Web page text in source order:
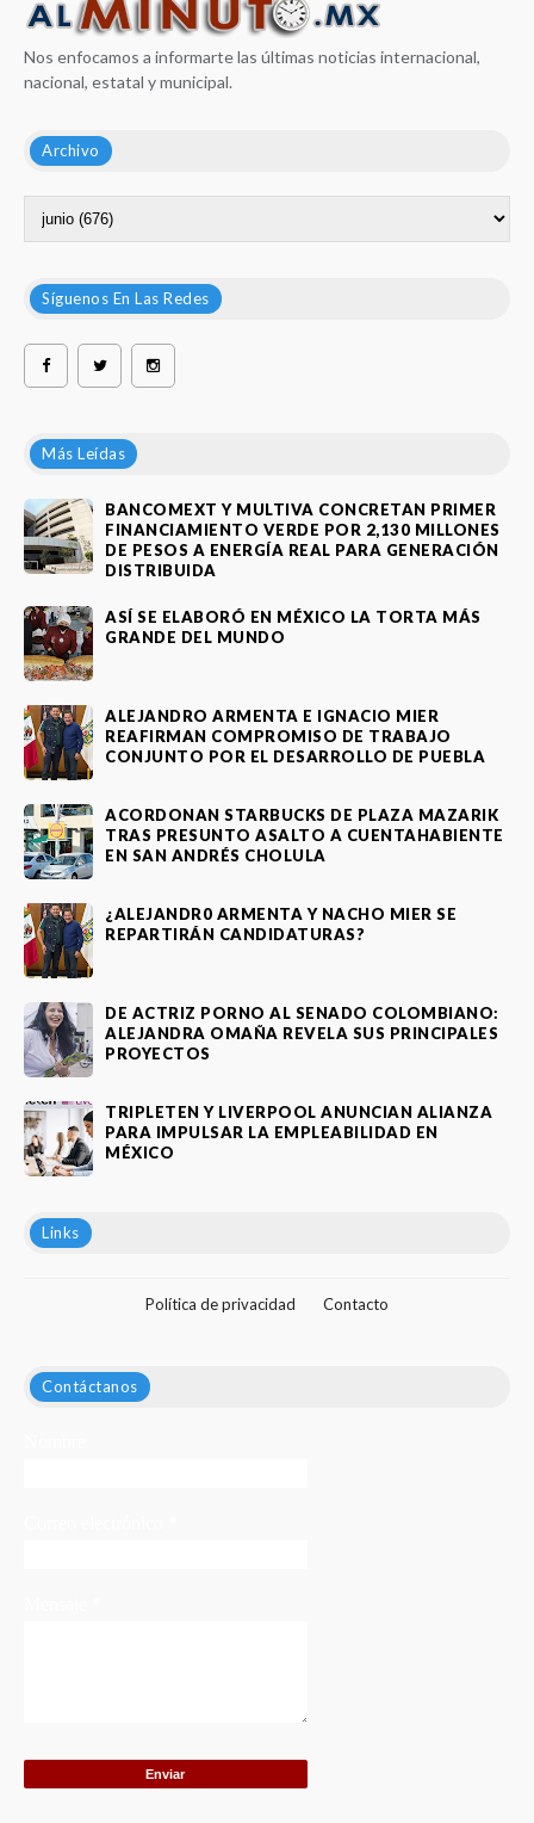
Nos enfocamos a informarte las últimas noticias internacional,
nacional, estatal y municipal.
Archivo
Síguenos En Las Redes
Más Leídas
BANCOMEXT Y MULTIVA CONCRETAN PRIMER
FINANCIAMIENTO VERDE POR 2,130 MILLONES
DE PESOS A ENERGÍA REAL PARA GENERACIÓN
DISTRIBUIDA
ASÍ SE ELABORÓ EN MÉXICO LA TORTA MÁS
GRANDE DEL MUNDO
ALEJANDRO ARMENTA E IGNACIO MIER
REAFIRMAN COMPROMISO DE TRABAJO
CONJUNTO POR EL DESARROLLO DE PUEBLA
ACORDONAN STARBUCKS DE PLAZA MAZARIK
TRAS PRESUNTO ASALTO A CUENTAHABIENTE
EN SAN ANDRÉS CHOLULA
¿ALEJANDR0 ARMENTA Y NACHO MIER SE
REPARTIRÁN CANDIDATURAS?
DE ACTRIZ PORNO AL SENADO COLOMBIANO:
ALEJANDRA OMAÑA REVELA SUS PRINCIPALES
PROYECTOS
TRIPLETEN Y LIVERPOOL ANUNCIAN ALIANZA
PARA IMPULSAR LA EMPLEABILIDAD EN
MÉXICO
Links
Política de privacidad Contacto
Contáctanos